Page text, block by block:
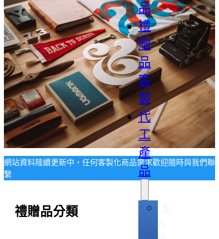
品
禮
贈
品
客
製
代
工
產
品
網站資料陸續更新中，任何客製化商品需求歡迎隨時與我們聯
繫
禮贈品分類